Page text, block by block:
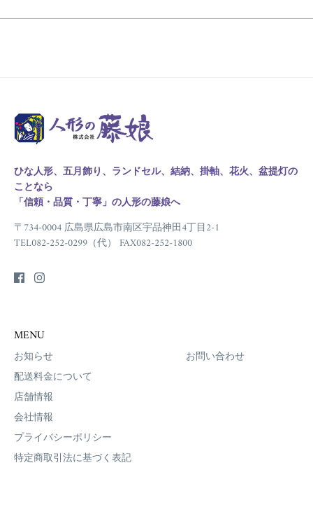
ひな人形、五月飾り、ランドセル、結納、掛軸、花火、盆提灯の
ことなら
「信頼・品質・丁寧」の人形の藤娘へ
〒734-0004 広島県広島市南区宇品神田4丁目2-1
TEL082-252-0299（代） FAX082-252-1800
MENU
お知らせ
配送料金について
店舗情報
会社情報
プライバシーポリシー
特定商取引法に基づく表記
お問い合わせ